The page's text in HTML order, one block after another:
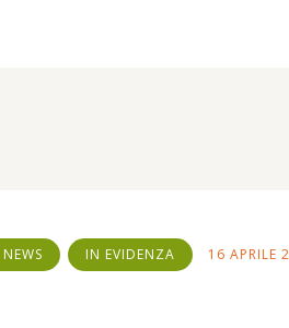
IN EVIDENZA 16 APRILE